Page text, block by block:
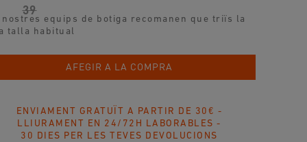
39
nostres equips de botiga recomanen que triïs la
talla habitual
AFEGIR A LA COMPRA
ENVIAMENT GRATUÏT A PARTIR DE 30€ -
LLIURAMENT EN 24/72H LABORABLES -
30 DIES PER LES TEVES DEVOLUCIONS